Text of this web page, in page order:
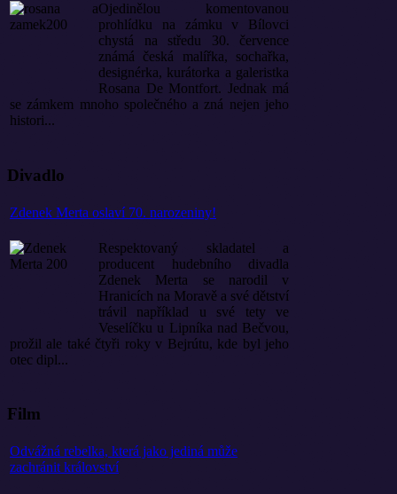
Ojedinělou komentovanou
prohlídku na zámku v Bílovci
chystá na středu 30. července
známá česká malířka, sochařka,
designérka, kurátorka a galeristka
Rosana De Montfort. Jednak má
se zámkem mnoho společného a zná nejen jeho
histori...
Divadlo
Zdenek Merta oslaví 70. narozeniny!
Respektovaný skladatel a
producent hudebního divadla
Zdenek Merta se narodil v
Hranicích na Moravě a své dětství
trávil například u své tety ve
Veselíčku u Lipníka nad Bečvou,
prožil ale také čtyři roky v Bejrútu, kde byl jeho
otec dipl...
Film
Odvážná rebelka, která jako jediná může
zachránit království